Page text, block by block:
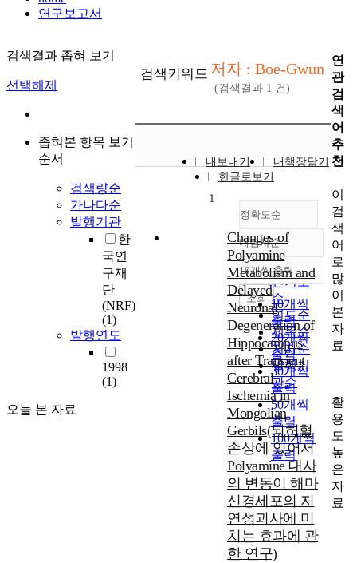
연구보고서
검색결과 좁혀 보기
선택해제
좁혀본 항목 보기
순서
검색량순
가나다순
발행기관
한
국연
구재
단
(NRF)
(1)
발행연도
1998
(1)
오늘 본 자료
검색키워드 저자 : Boe-Gwun
(검색결과 1 건)
내보내기
내책장담기
한글로보기
정확도순
정확도
순
인기도
순
연도순
제목순
저자순
발행기
관순
내림차순
내림차순
10개씩 출력
10개씩
출력
20개씩
출력
30개씩
출력
50개씩
출력
100개씩
출력
조회
1
Changes of
Polyamine
Metabolism and
Delayed
Neuronal
Degeneration of
Hippocampus
after Transient
Cerebral
Ischemia in
Mongolian
Gerbils(뇌허혈
손상에 있어서
Polyamine 대사
의 변동이 해마
신경세포의 지
연성괴사에 미
치는 효과에 관
한 연구)
연
관
검
색
어
추
천
이
검
색
어
로
많
이
본
자
료
활
용
도
높
은
자
료